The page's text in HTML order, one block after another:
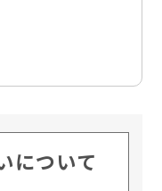
について